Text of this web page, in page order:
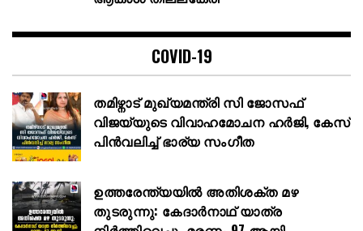
COVID-19
തമിഴ്നാട് മുഖ്യമന്ത്രി സി ജോസഫ്
വിജയ്‌യുടെ വിവാഹമോചന ഹർജി, കേസ്
പിൻവലിച്ച് ഭാര്യ സംഗീത
ഉത്തരേന്ത്യയിൽ അതിശക്ത മഴ
തുടരുന്നു: കേദാർനാഥ് യാത്ര